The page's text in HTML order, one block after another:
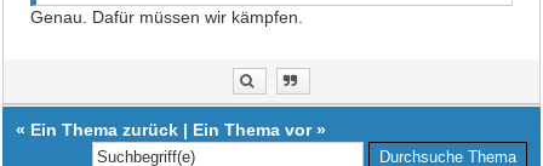
Genau. Dafür müssen wir kämpfen.
« Ein Thema zurück | Ein Thema vor»